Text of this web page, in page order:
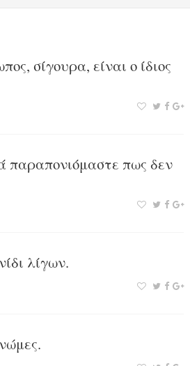
σίγουρα, είναι ο ίδιος
παραπονιόμαστε πως δεν
λίγων.